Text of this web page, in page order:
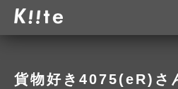
貨物好き4075(eR)さ